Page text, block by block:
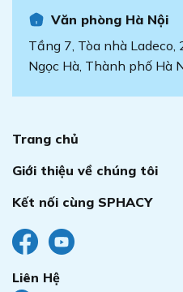
Văn phòng Hà Nội
Tầng 7, Tòa nhà
Ngọc Hà, Thành phố Hà
Trang chủ
Giới thiệu về chúng tôi
Kết nối cùng SPHACY
Liên Hệ